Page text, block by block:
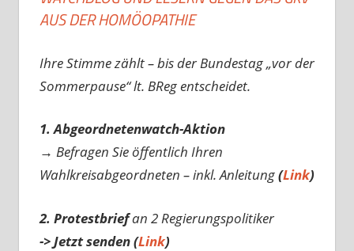
AUS DER HOMÖOPATHIE
Ihre Stimme zählt – bis der Bundestag „vor der
Sommerpause“ lt. BReg entscheidet.
1. Abgeordnetenwatch-Aktion
→ Befragen Sie öffentlich Ihren
Wahlkreisabgeordneten – inkl. Anleitung(Link)
2. Protestbriefan 2 Regierungspolitiker
-> Jetzt senden (Link)